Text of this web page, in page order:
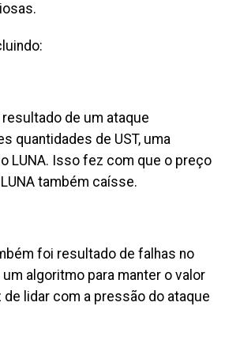
de um ataque
quantidades de UST, uma
LUNA. Isso fez com que o preço
também caísse.
foi resultado de falhas no
algoritmo para manter o valor
lidar com a pressão do ataque